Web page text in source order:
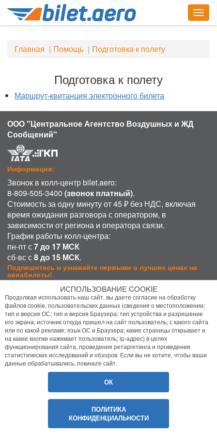
Главная Помощь Подготовка к полету
Подготовка к полету
Маршрут-квитанция электронного билета
ООО "Центральное Агентство Воздушных и ЖД
Сообщений"
Информация:
Звонок в колл-центр bilet.aero:
8-809-505-3400 (звонок платный).
Стоимость за одну минуту от 45 ₽ без НДС, включая
время ожидания разговора с оператором, в
зависимости от региона и оператора связи.
График работы колл-центра:
пн-пт с7 до 17 МСК
сб-вс с8 до 15 МСК.
Подпишитесь и узнавайте первыми о лучших ценах на
авиабилеты!
Присоединиться:
Политика конфиденциальности
Помощь
© 2026 Bilet.Aero- Все права защищены
ИСПОЛЬЗОВАНИЕ COOKIE
Продолжая использовать наш сайт, вы даете согласие на обработку
файлов cookie, пользовательских данных (сведения о местоположении;
тип и версия ОС; тип и версия Браузера; тип устройства и разрешение
его экрана; источник откуда пришел на сайт пользователь; с какого сайта
или по какой рекламе; язык ОС и Браузера; какие страницы открывает и
на какие кнопки нажимает пользователь; ip-адрес) в целях
функционирования сайта, проведения ретаргетинга и проведения
статистических исследований и обзоров. Если вы не хотите, чтобы ваши
данные обрабатывались, покиньте сайт.
ОК
ПОЛИТИКА
КОНФИДЕНЦИАЛЬНОСТИ